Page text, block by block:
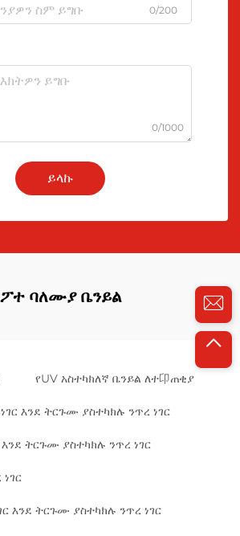
0/200
0/1000
ይላኩ
ፖተ ባለሙያ ቤንይል
የUV አስተካክለኛ ቤንይል ለተ卬ጠቂያ
እንደ ትርጉሙ ያስተካክሉ ንጥረ ነገር
እንደ ትርጉሙ ያስተካክሉ ንጥረ ነገር
እንደ ትርጉሙ ያስተካክሉ ንጥረ ነገር